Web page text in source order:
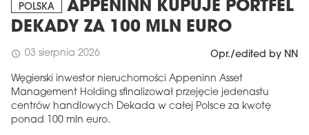
POLSKA
APPENINN KUPUJE PORTFEL
DEKADY ZA 100 MLN EURO
schedule 03 sierpnia 2026 Opr./edited by NN
Węgierski inwestor nieruchomości Appeninn Asset
Management Holding sfinalizował przejęcie jedenastu
centrów handlowych Dekada w całej Polsce za kwotę
ponad 100 mln euro.